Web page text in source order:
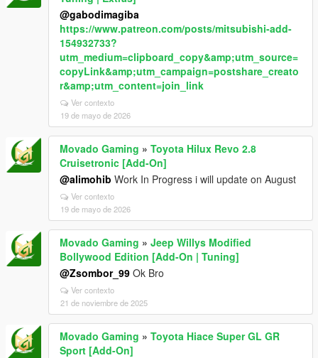
@gabodimagiba
https://www.patreon.com/posts/mitsubishi-add-
154932733?
utm_medium=clipboard_copy&amp;utm_source=
copyLink&amp;utm_campaign=postshare_creato
r&amp;utm_content=join_link
Ver contexto
19 de mayo de 2026
Movado Gaming » Toyota Hilux Revo 2.8
Cruisetronic [Add-On]
@alimohib Work In Progress i will update on August
Ver contexto
19 de mayo de 2026
Movado Gaming » Jeep Willys Modified
Bollywood Edition [Add-On | Tuning]
@Zsombor_99 Ok Bro
Ver contexto
21 de noviembre de 2025
Movado Gaming » Toyota Hiace Super GL GR
Sport [Add-On]